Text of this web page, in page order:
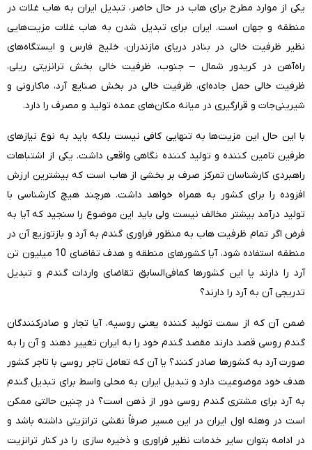
یکی از موارد مطرح برای هاب در حال حاضر، تبدیل ایران به هاب غلات در
منطقه و جهان است. ایران برای تبدیل شدن به هاب غلات مزیت‌هایی
نظیر ظرفیت خالی در بنادر دریای مازندران، خلیج فارس و ایستگاه‌های
راه‌آهن در کریدور شمال – جنوب، ظرفیت خالی بخش ترانزیتی ریلی،
ظرفیت خالی حمل جاده‌ای، ظرفیت خالی در بخش صنایع آرد، ماکارونی و
شیرینی‌جات و قرارگیری در میانه مکان‌های عمده تولید و مصرف را دارد.
با این حال این مزیت‌ها به تنهایی کافی نیست بلکه باید به نوع نیازهای
طرفین تامین کننده و تولید کننده نگاهی واقعی داشت. یکی از اشتباهات
راهبردی کارشناسان تمرکز صرف بر بخشی از هاب است که بیشترین ارزش
افزوده را برای کشور به همراه خواهد داشت. هرچند هیچ کارشناسی با
تولید درآمد بیشتر مخالف نیست ولی باید این موضوع را سنجید که آیا به
فرض اگر تمام ظرفیت هاب به منظور فراوری گندم به آرد و بازتوزیع آن در
منطقه استفاده شود، آیا کشورهای منطقه و هدف تقاضای 10 میلیون تن
آرد را دارند یا این کشورها کمافی‌السابق تقاضای واردات گندم و تبدیل
تدریجی آن به آرد را دارند؟
ضمن آن که از سمت تولید کننده یعنی روسیه، آیا تجار و صادرکنندگان
گندم روسی قصد دارند مقصد گندم خود را به ایران تغییر دهند و آن را به
صورت آرد به کشورها صادر کنند؟ یا آن که تعامل تاجر روسی با تاجر کشور
هدف خود موضوعیت دارد و تبدیل ایران به محلی واسط برای تبدیل گندم
به آرد برای مشتری گندم روسی دور از ذهن است؟ در چنین حالتی ممکن
است در وهله اول ایران در این مسیر صرفاً نقشی ترانزیتی داشته باشد و
در ادامه بتوان سایر خدمات نظیر فراوری و ذخیره سازی را در کنار ترانزیت